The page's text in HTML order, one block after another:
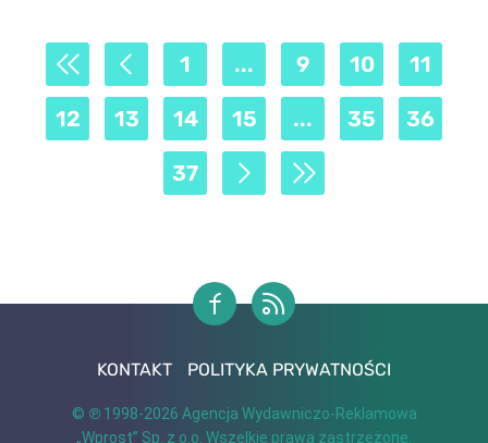
1 ... 9 10 11
12 13 14 15 ... 35 36
37
KONTAKT POLITYKA PRYWATNOŚCI
© ℗ 1998-2026 Agencja Wydawniczo-Reklamowa
„Wprost” Sp. z o.o. Wszelkie prawa zastrzeżone.